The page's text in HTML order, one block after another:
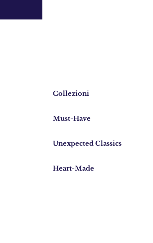
Collezioni
Must-Have
Unexpected Classics
Heart-Made